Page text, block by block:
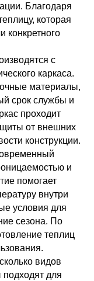
Благодаря
которая
конкретного
с
каркаса.
материалы,
срок службы и
проходит
от внешних
конструкции.
и
помогает
внутри
условия для
сезона. По
теплиц
видов
для